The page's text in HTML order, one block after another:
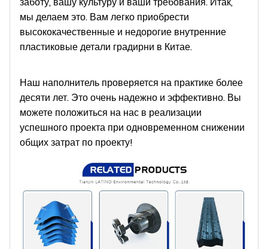
мы делаем это. Вам легко приобрести
высококачественные и недорогие внутренние
пластиковые детали градирни в Китае.
Наш наполнитель проверяется на практике более
десяти лет. Это очень надежно и эффективно. Вы
можете положиться на нас в реализации
успешного проекта при одновременном снижении
общих затрат по проекту!